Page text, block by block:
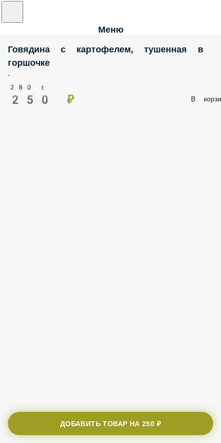
Меню
Говядина с картофелем, тушенная в
горшочке
-
280 г.
250 ₽ В
ДОБАВИТЬ ТОВАР НА250 ₽